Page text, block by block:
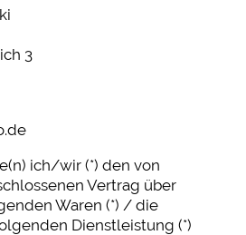
3
ich/wir (*) den von
Vertrag über
Waren (*) / die
Dienstleistung (*)